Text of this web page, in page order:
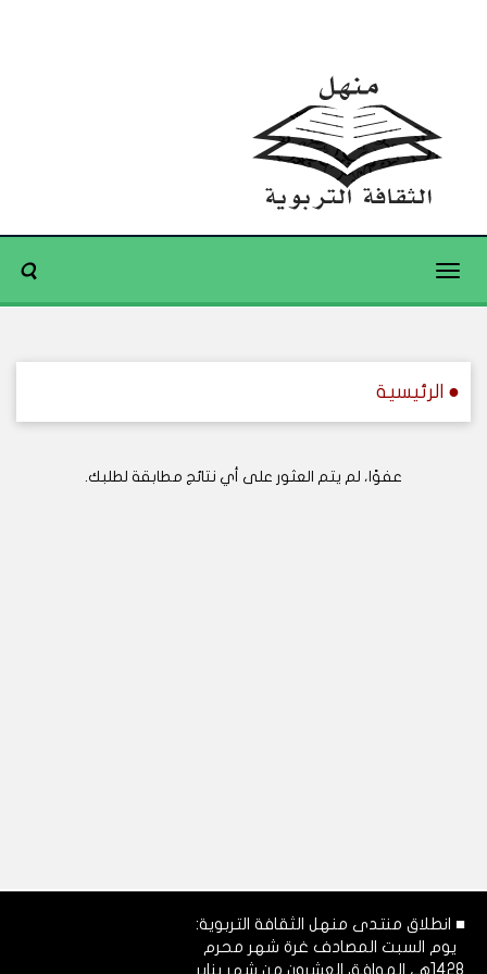
Toggle
● الرئيسية
عفوًا، لم يتم العثور على أي نتائج مطابقة لطلبك.
■ انطلاق منتدى منهل الثقافة التربوية:
يوم السبت المصادف غرة شهر محرم
1428هـ، الموافق العشرون من شهر يناير